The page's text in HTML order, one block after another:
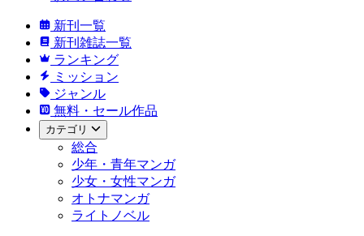
新刊一覧
新刊雑誌一覧
ランキング
ミッション
ジャンル
無料・セール作品
カテゴリ
総合
少年・青年マンガ
少女・女性マンガ
オトナマンガ
ライトノベル